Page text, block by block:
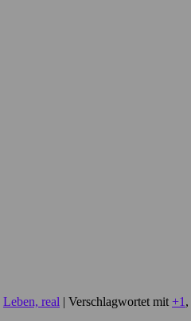
Leben, real | Verschlagwortet mit +1 ,